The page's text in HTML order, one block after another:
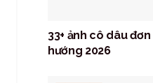
33+ ảnh cô dâu
hướng 2026